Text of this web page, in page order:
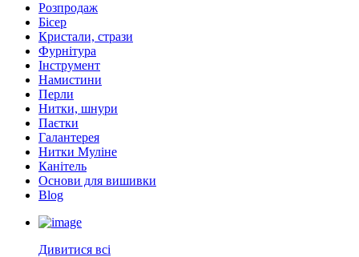
Розпродаж
Бісер
Кристали, стрази
Фурнітура
Інструмент
Намистини
Перли
Нитки, шнури
Паєтки
Галантерея
Нитки Муліне
Канітель
Основи для вишивки
Blog
Дивитися всі